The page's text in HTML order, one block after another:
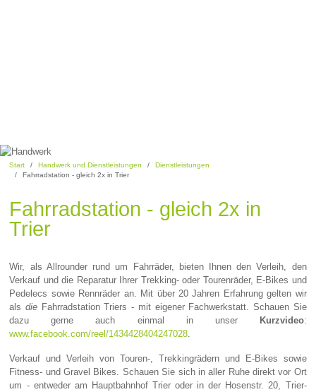
Start Handwerk und Dienstleistungen
Dienstleistungen
Fahrradstation - gleich 2x in Trier
Fahrradstation - gleich 2x in
Trier
Wir, als Allrounder rund um Fahrräder, bieten Ihnen den Verleih, den
Verkauf und die Reparatur Ihrer Trekking- oder Tourenräder, E-Bikes und
Pedelecs sowie Rennräder an. Mit über 20 Jahren Erfahrung gelten wir
alsdie Fahrradstation Triers - mit eigener Fachwerkstatt. Schauen Sie
dazu gerne auch einmal in unser
Kurzvideo:
www.facebook.com/reel/1434428404247028.
Verkauf und Verleih von Touren-, Trekkingrädern und E-Bikes sowie
Fitness- und Gravel Bikes. Schauen Sie sich in aller Ruhe direkt vor Ort
um - entweder am Hauptbahnhof Trier oder in der Hosenstr. 20, Trier-